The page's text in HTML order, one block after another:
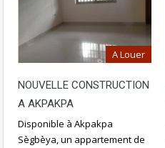
A Louer
NOUVELLE CONSTRUCTION
A AKPAKPA
Disponible à Akpakpa
Sègbèya, un appartement de